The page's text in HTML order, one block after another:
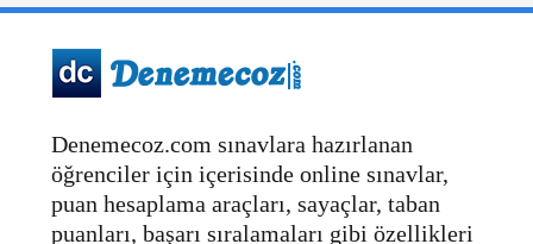
Denemecoz.com sınavlara hazırlanan
öğrenciler için içerisinde online sınavlar,
puan hesaplama araçları, sayaçlar, taban
puanları, başarı sıralamaları gibi özellikleri